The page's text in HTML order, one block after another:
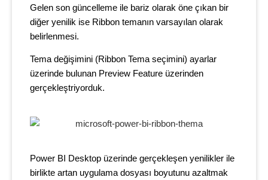
Gelen son güncelleme ile bariz olarak öne çıkan bir
diğer yenilik ise Ribbon temanın varsayılan olarak
belirlenmesi.
Tema değişimini (Ribbon Tema seçimini) ayarlar
üzerinde bulunan Preview Feature üzerinden
gerçekleştriyorduk.
Power BI Desktop üzerinde gerçekleşen yenilikler ile
birlikte artan uygulama dosyası boyutunu azaltmak